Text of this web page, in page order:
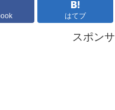
はてブ
スポン